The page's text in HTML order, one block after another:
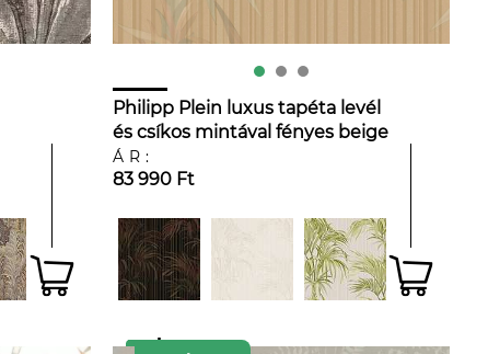
Philipp Plein luxus tapéta levél
és csíkos mintával fényes beige
színben
ÁR:
83 990 Ft